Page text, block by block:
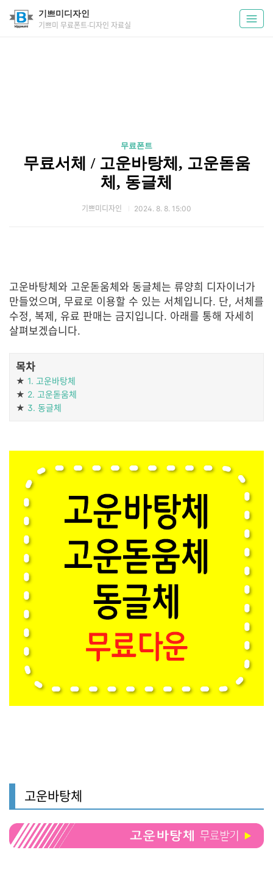
기쁘미디자인
기쁘미 무료폰트·디자인 자료실
무료폰트
무료서체 / 고운바탕체, 고운돋움
체, 동글체
기쁘미디자인 2024. 8. 8. 15:00
고운바탕체와 고운돋움체와 동글체는 류양희 디자이너가
만들었으며, 무료로 이용할 수 있는 서체입니다. 단, 서체를
수정, 복제, 유료 판매는 금지입니다. 아래를 통해 자세히
살펴보겠습니다.
목차
★ 1. 고운바탕체
★ 2. 고운돋움체
★ 3. 동글체
고운바탕체